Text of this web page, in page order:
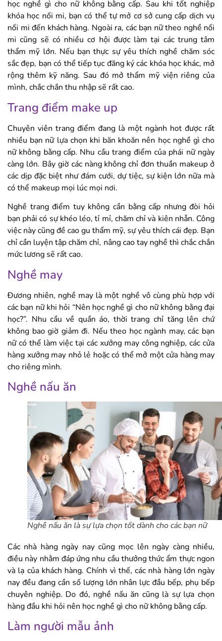
học nghề gì cho nữ không bằng cấp. Sau khi tốt nghiệp
khóa học nối mi, bạn có thể tự mở cơ sở cung cấp dịch vụ
nối mi đến khách hàng. Ngoài ra, các bạn nữ theo nghề nối
mi cũng sẽ có nhiều cơ hội được làm tại các trung tâm
thẩm mỹ lớn. Nếu bạn thực sự yêu thích nghề chăm sóc
sắc đẹp, bạn có thể tiếp tục đăng ký các khóa học khác, mở
rộng thêm kỹ năng. Sau đó mở thẩm mỹ viện riêng của
mình, chắc chắn thu nhập sẽ rất cao.
Trang điểm make up
Chuyên viên trang điểm đang là một ngành hot được rất
nhiều bạn nữ lựa chọn khi băn khoăn nên học nghề gì cho
nữ không bằng cấp. Nhu cầu trang điểm của phái nữ ngày
càng lớn. Bây giờ các nàng không chỉ đơn thuần makeup ở
các dịp đặc biệt như đám cưới, dự tiệc, sự kiện lớn nữa mà
có thể makeup mọi lúc mọi nơi.
Nghề trang điểm tuy không cần bằng cấp nhưng đòi hỏi
bạn phải có sự khéo léo, tỉ mỉ, chăm chỉ và kiên nhẫn. Công
việc này cũng đề cao gu thẩm mỹ, sự yêu thích cái đẹp. Bạn
chỉ cần luyện tập chăm chỉ, nâng cao tay nghề thì chắc chắn
mức lương sẽ rất cao.
Nghề may
Đương nhiên, nghề may là một nghề vô cùng phù hợp với
các bạn nữ khi hỏi “Nên học nghề gì cho nữ không bằng đại
học?”. Nhu cầu về quần áo, thời trang chỉ tăng lên chứ
không bao giờ giảm đi. Nếu theo học ngành may, các bạn
nữ có thể làm việc tại các xưởng may công nghiệp, các cửa
hàng xưởng may nhỏ lẻ hoặc có thể mở một cửa hàng may
cho riêng mình.
Nghề nấu ăn
Nghề nấu ăn là sự lựa chọn tốt dành cho các bạn nữ
Các nhà hàng ngày nay cũng mọc lên ngày càng nhiều,
điều này nhằm đáp ứng nhu cầu thưởng thức ẩm thực ngon
và lạ của khách hàng. Chính vì thế, các nhà hàng lớn ngày
nay đều đang cần số lượng lớn nhân lực đầu bếp, phụ bếp
chuyên nghiệp. Do đó, nghề nấu ăn cũng là sự lựa chọn
hàng đầu khi hỏi nên học nghề gì cho nữ không bằng cấp.
Làm người mẫu ảnh